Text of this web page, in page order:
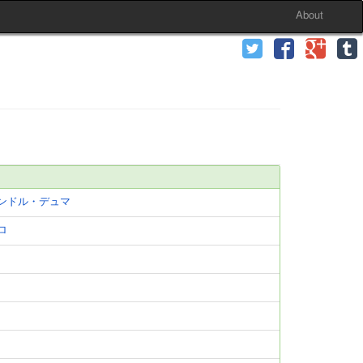
About
ドル・デュマ